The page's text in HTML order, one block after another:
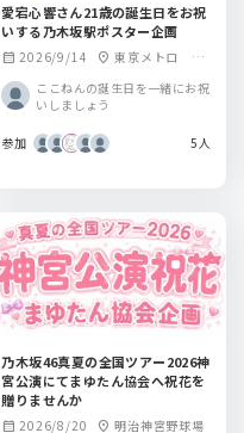
愛宕心響さん21歳の誕生日をお祝
いする乃木坂駅ポスター企画
calendar_month 2026/9/14 location_on 東京メトロ 乃
ここねんの誕生日を一緒にお祝
いしましょう
参加 5人
乃木坂46真夏の全国ツアー2026神
宮公演にてまゆたん協会へ祝花を
贈りませんか
calendar_month 2026/8/20 location_on 明治神宮野球場